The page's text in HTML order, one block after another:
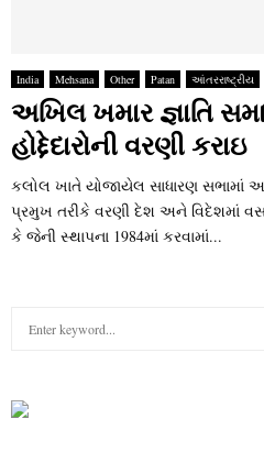
India Mehsana Other Patan આંતરરાષ્ટ્રીય
અખિલ ખમાર જ્ઞાતિ
હોદ્દેદારોની વરણી કરાઇ
કલોલ ખાતે યોજાયેલ સાધારણ સભામાં
પ્રમુખ તરીકે વરણી દેશ અને વિદેશમાં
કે જેની સ્થાપના 1984માં કરવામાં...
c